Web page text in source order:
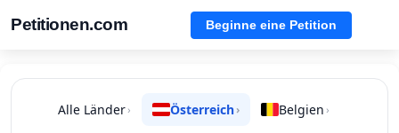
Petitionen.com Beginne eine Petition
Alle Länder› Österreich› Belgien ›